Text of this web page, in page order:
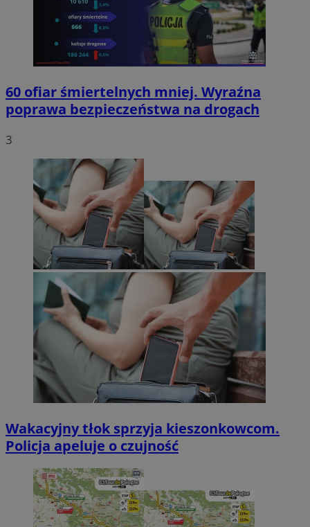
60 ofiar śmiertelnych mniej. Wyraźna
poprawa bezpieczeństwa na drogach
3
Wakacyjny tłok sprzyja kieszonkowcom.
Policja apeluje o czujność